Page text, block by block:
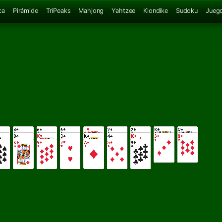
Pirámide TriPeaks Mahjong Yahtzee Klondike Sudoku